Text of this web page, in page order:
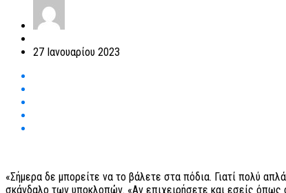
27 Ιανουαρίου 2023
«Σήμερα δε μπορείτε να το βάλετε στα πόδια. Γιατί πολύ
σκάνδαλο των υποκλοπών. «Αν επιχειρήσετε και εσείς όπως